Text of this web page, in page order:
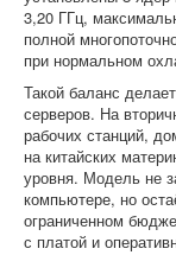
3,20 ГГц,
полной
при нормальном
Такой баланс делает
серверов. На
рабочих станций,
на китайских
уровня. Модель не
компьютере, но
ограниченном
с платой и